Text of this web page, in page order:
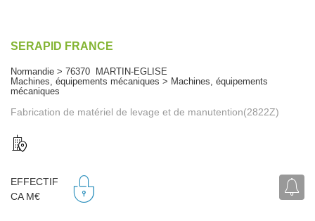
SERAPID FRANCE
Normandie > 76370 MARTIN-EGLISE
Machines, équipements mécaniques > Machines, équipements
mécaniques
Fabrication de matériel de levage et de manutention(2822Z)
EFFECTIF
CA M€